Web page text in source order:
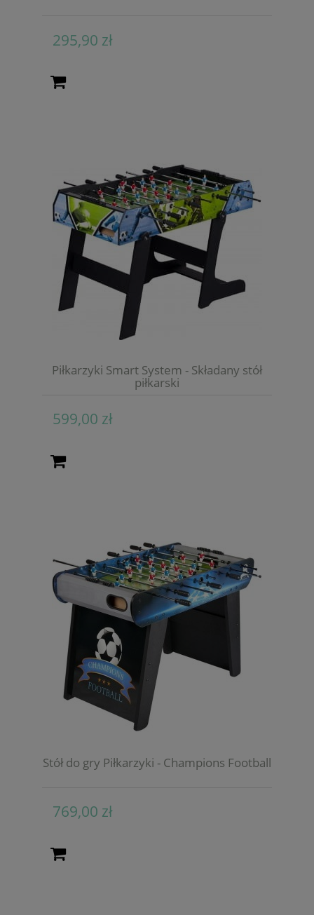
295,90 zł
Piłkarzyki Smart System - Składany stół
piłkarski
599,00 zł
Stół do gry Piłkarzyki - Champions Football
769,00 zł